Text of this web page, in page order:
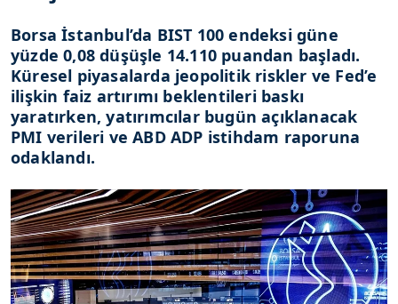
Borsa İstanbul’da BIST 100 endeksi güne
yüzde 0,08 düşüşle 14.110 puandan başladı.
Küresel piyasalarda jeopolitik riskler ve Fed’e
ilişkin faiz artırımı beklentileri baskı
yaratırken, yatırımcılar bugün açıklanacak
PMI verileri ve ABD ADP istihdam raporuna
odaklandı.